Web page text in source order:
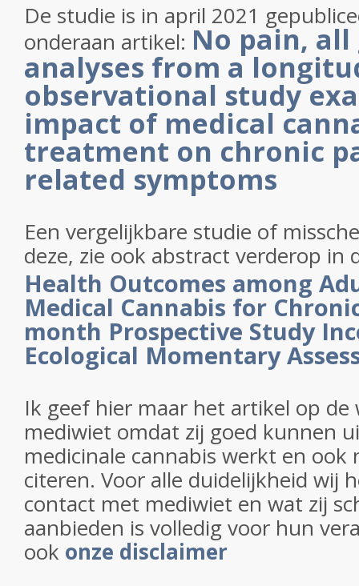
De studie is in april 2021
onderaan artikel: No pain,
analyses from a
observational study
impact of medical
treatment on chronic
related symptoms
Een vergelijkbare studie of
deze, zie ook abstract verderop
Health Outcomes among
Medical Cannabis for
month Prospective Study
Ecological Momentary
Ik geef hier maar het artikel op de
mediwiet omdat zij goed kunnen
medicinale cannabis werkt en ook
citeren. Voor alle duidelijkheid wij
contact met mediwiet en wat zij
aanbieden is volledig voor hun
ook onze disclaimer